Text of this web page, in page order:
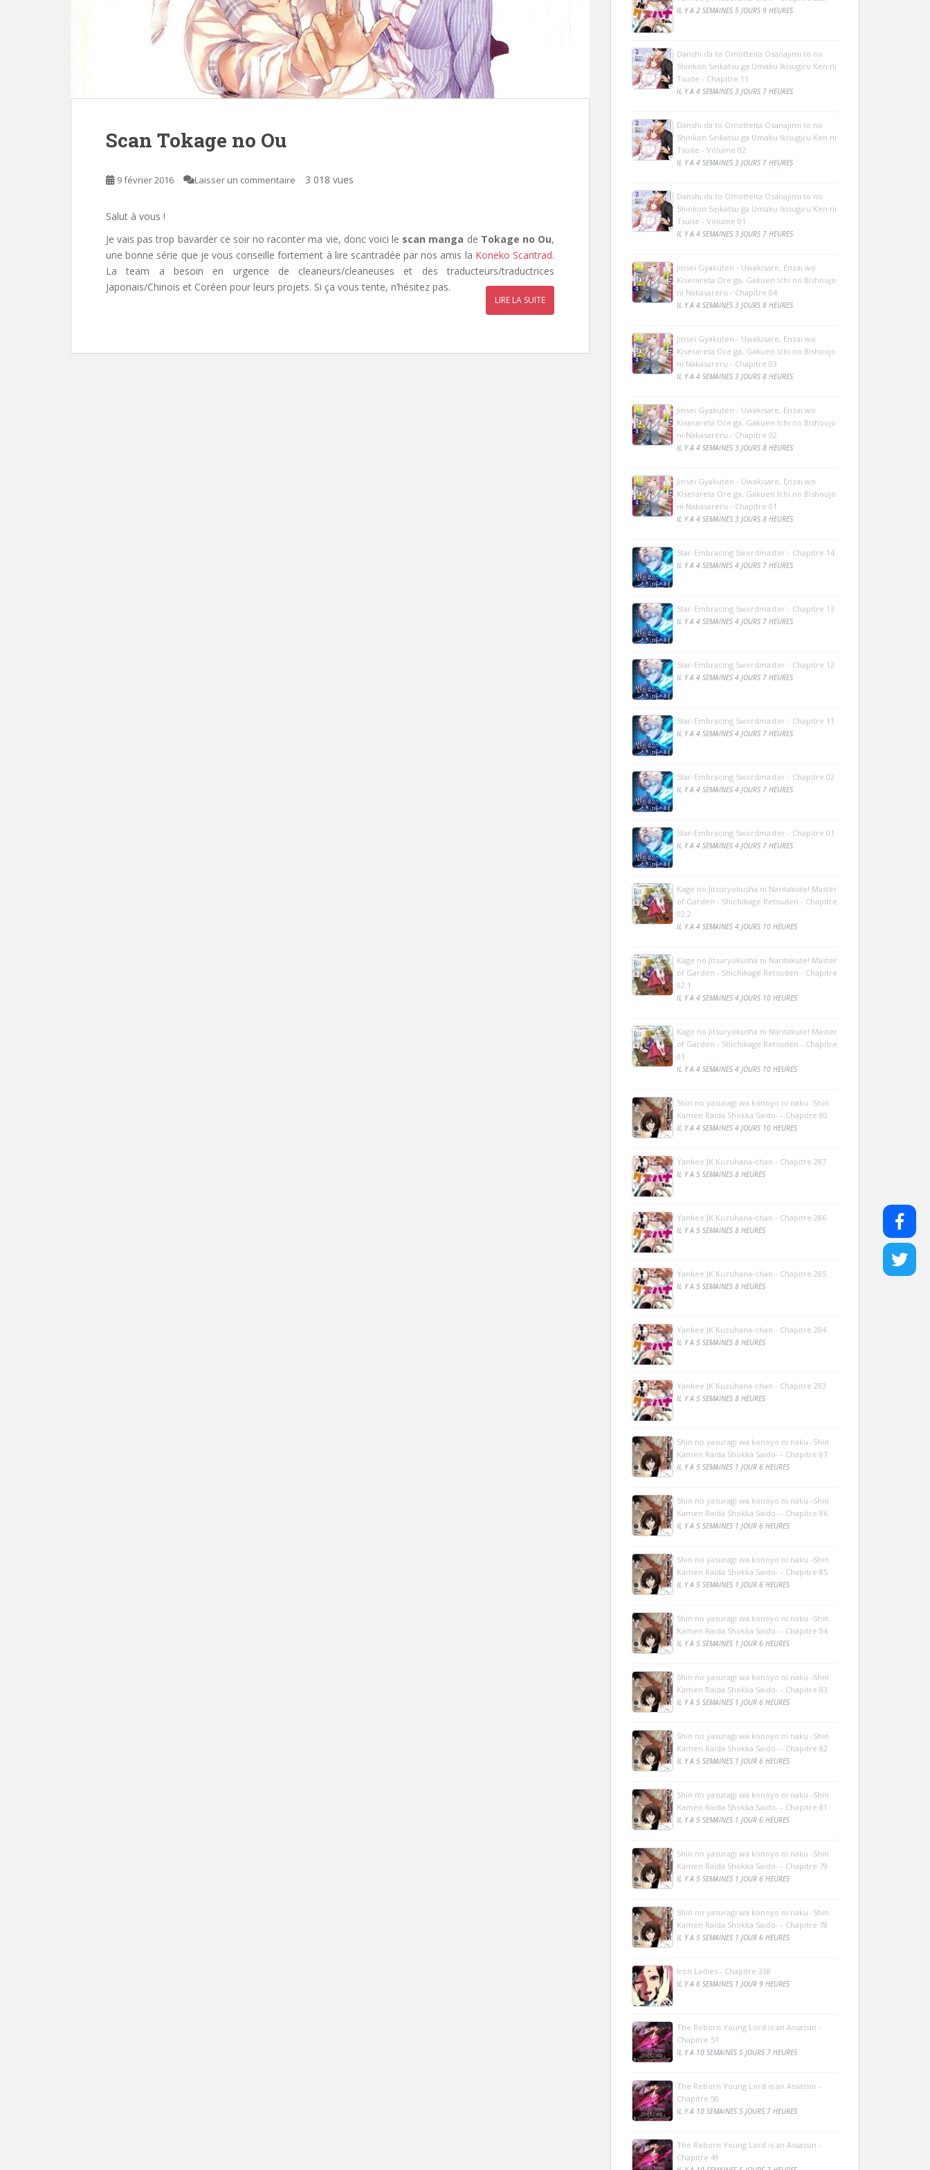
Scan Tokage no Ou
9 février 2016 Laisser un commentaire 3 018 vues
Salut à vous !
Je vais pas trop bavarder ce soir no raconter ma vie, donc voici le scan manga de Tokage no Ou,
une bonne série que je vous conseille fortement à lire scantradée par nos amis la Koneko Scantrad.
La team a besoin en urgence de cleaneurs/cleaneuses et des traducteurs/traductrices
Japonais/Chinois et Coréen pour leurs projets. Si ça vous tente, n’hésitez pas.
LIRE LA SUITE
IL Y A 2 SEMAINES 5 JOURS 9 HEURES
Danshi da to Omotteita Osanajimi to no
Shinkon Seikatsu ga Umaku Ikisugiru Ken ni
Tsuite - Chapitre 11
IL Y A 4 SEMAINES 3 JOURS 7 HEURES
Danshi da to Omotteita Osanajimi to no
Shinkon Seikatsu ga Umaku Ikisugiru Ken ni
Tsuite - Volume 02
IL Y A 4 SEMAINES 3 JOURS 7 HEURES
Danshi da to Omotteita Osanajimi to no
Shinkon Seikatsu ga Umaku Ikisugiru Ken ni
Tsuite - Volume 01
IL Y A 4 SEMAINES 3 JOURS 7 HEURES
Jinsei Gyakuten - Uwakisare, Enzai wo
Kiserareta Ore ga, Gakuen Ichi no Bishoujo
ni Nakasareru - Chapitre 04
IL Y A 4 SEMAINES 3 JOURS 8 HEURES
Jinsei Gyakuten - Uwakisare, Enzai wo
Kiserareta Ore ga, Gakuen Ichi no Bishoujo
ni Nakasareru - Chapitre 03
IL Y A 4 SEMAINES 3 JOURS 8 HEURES
Jinsei Gyakuten - Uwakisare, Enzai wo
Kiserareta Ore ga, Gakuen Ichi no Bishoujo
ni Nakasareru - Chapitre 02
IL Y A 4 SEMAINES 3 JOURS 8 HEURES
Jinsei Gyakuten - Uwakisare, Enzai wo
Kiserareta Ore ga, Gakuen Ichi no Bishoujo
ni Nakasareru - Chapitre 01
IL Y A 4 SEMAINES 3 JOURS 8 HEURES
Star-Embracing Swordmaster - Chapitre 14
IL Y A 4 SEMAINES 4 JOURS 7 HEURES
Star-Embracing Swordmaster - Chapitre 13
IL Y A 4 SEMAINES 4 JOURS 7 HEURES
Star-Embracing Swordmaster - Chapitre 12
IL Y A 4 SEMAINES 4 JOURS 7 HEURES
Star-Embracing Swordmaster - Chapitre 11
IL Y A 4 SEMAINES 4 JOURS 7 HEURES
Star-Embracing Swordmaster - Chapitre 02
IL Y A 4 SEMAINES 4 JOURS 7 HEURES
Star-Embracing Swordmaster - Chapitre 01
IL Y A 4 SEMAINES 4 JOURS 7 HEURES
Kage no Jitsuryokusha ni Naritakute! Master
of Garden - Shichikage Retsuden - Chapitre
02.2
IL Y A 4 SEMAINES 4 JOURS 10 HEURES
Kage no Jitsuryokusha ni Naritakute! Master
of Garden - Shichikage Retsuden - Chapitre
02.1
IL Y A 4 SEMAINES 4 JOURS 10 HEURES
Kage no Jitsuryokusha ni Naritakute! Master
of Garden - Shichikage Retsuden - Chapitre
01
IL Y A 4 SEMAINES 4 JOURS 10 HEURES
Shin no yasuragi wa konoyo ni naku -Shin
Kamen Raida Shokka Saido- - Chapitre 80
IL Y A 4 SEMAINES 4 JOURS 10 HEURES
Yankee JK Kuzuhana-chan - Chapitre 287
IL Y A 5 SEMAINES 8 HEURES
Yankee JK Kuzuhana-chan - Chapitre 286
IL Y A 5 SEMAINES 8 HEURES
Yankee JK Kuzuhana-chan - Chapitre 285
IL Y A 5 SEMAINES 8 HEURES
Yankee JK Kuzuhana-chan - Chapitre 284
IL Y A 5 SEMAINES 8 HEURES
Yankee JK Kuzuhana-chan - Chapitre 283
IL Y A 5 SEMAINES 8 HEURES
Shin no yasuragi wa konoyo ni naku -Shin
Kamen Raida Shokka Saido- - Chapitre 87
IL Y A 5 SEMAINES 1 JOUR 6 HEURES
Shin no yasuragi wa konoyo ni naku -Shin
Kamen Raida Shokka Saido- - Chapitre 86
IL Y A 5 SEMAINES 1 JOUR 6 HEURES
Shin no yasuragi wa konoyo ni naku -Shin
Kamen Raida Shokka Saido- - Chapitre 85
IL Y A 5 SEMAINES 1 JOUR 6 HEURES
Shin no yasuragi wa konoyo ni naku -Shin
Kamen Raida Shokka Saido- - Chapitre 84
IL Y A 5 SEMAINES 1 JOUR 6 HEURES
Shin no yasuragi wa konoyo ni naku -Shin
Kamen Raida Shokka Saido- - Chapitre 83
IL Y A 5 SEMAINES 1 JOUR 6 HEURES
Shin no yasuragi wa konoyo ni naku -Shin
Kamen Raida Shokka Saido- - Chapitre 82
IL Y A 5 SEMAINES 1 JOUR 6 HEURES
Shin no yasuragi wa konoyo ni naku -Shin
Kamen Raida Shokka Saido- - Chapitre 81
IL Y A 5 SEMAINES 1 JOUR 6 HEURES
Shin no yasuragi wa konoyo ni naku -Shin
Kamen Raida Shokka Saido- - Chapitre 79
IL Y A 5 SEMAINES 1 JOUR 6 HEURES
Shin no yasuragi wa konoyo ni naku -Shin
Kamen Raida Shokka Saido- - Chapitre 78
IL Y A 5 SEMAINES 1 JOUR 6 HEURES
Iron Ladies - Chapitre 338
IL Y A 6 SEMAINES 1 JOUR 9 HEURES
The Reborn Young Lord is an Assassin -
Chapitre 51
IL Y A 10 SEMAINES 5 JOURS 7 HEURES
The Reborn Young Lord is an Assassin -
Chapitre 50
IL Y A 10 SEMAINES 5 JOURS 7 HEURES
The Reborn Young Lord is an Assassin -
Chapitre 49